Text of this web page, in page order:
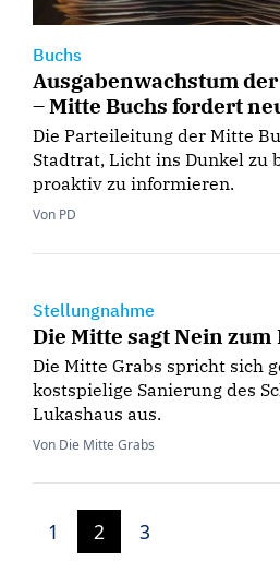
Buchs
Ausgabenwachstum
– Mitte Buchs fordert
Die Parteileitung der Mitte
Stadtrat, Licht ins Dunkel zu
proaktiv zu informieren.
Von PD
Stellungnahme
Die Mitte sagt Nein
Die Mitte Grabs spricht sich
kostspielige Sanierung des
Lukashaus aus.
Von Die Mitte Grabs
1 2 3